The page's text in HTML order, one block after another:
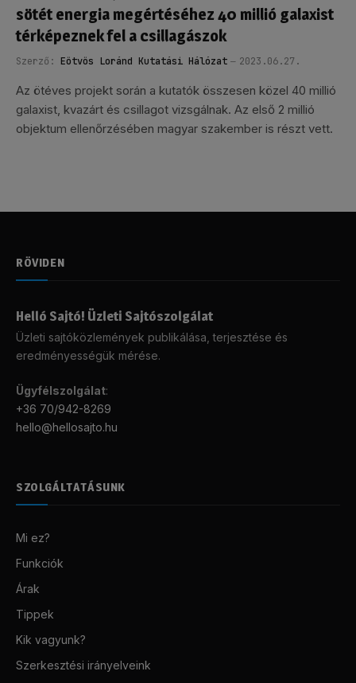
sötét energia megértéséhez 40 millió galaxist
térképeznek fel a csillagászok
Szerző: Eötvös Loránd Kutatási Hálózat 2023.06.27.
Az ötéves projekt során a kutatók összesen közel 40 millió
galaxist, kvazárt és csillagot vizsgálnak. Az első 2 millió
objektum ellenőrzésében magyar szakember is részt vett.
RÖVIDEN
Helló Sajtó! Üzleti Sajtószolgálat
Üzleti sajtóközlemények publikálása, terjesztése és
eredményességük mérése.
Ügyfélszolgálat:
+36 70/942-8269
hello@hellosajto.hu
SZOLGÁLTATÁSUNK
Mi ez?
Funkciók
Árak
Tippek
Kik vagyunk?
Szerkesztési irányelveink